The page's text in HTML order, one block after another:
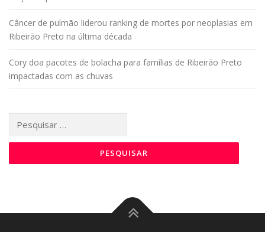
Câncer de pulmão liderou ranking de mortes por neoplasias em
Ribeirão Preto na última década
Cory doa pacotes de bolacha para famílias de Ribeirão Preto
impactadas com as chuvas
por: